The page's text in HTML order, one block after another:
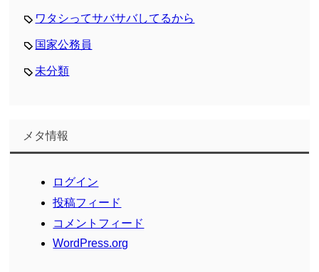
ワタシってサバサバしてるから
国家公務員
未分類
メタ情報
ログイン
投稿フィード
コメントフィード
WordPress.org